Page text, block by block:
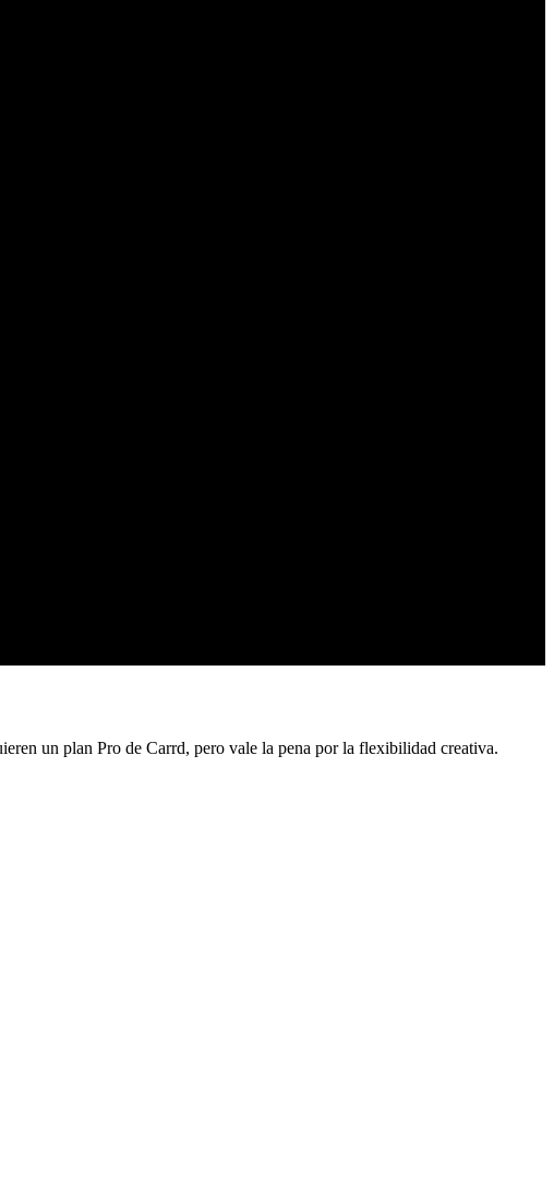
un plan Pro de Carrd, pero vale la pena por la flexibilidad creativa.